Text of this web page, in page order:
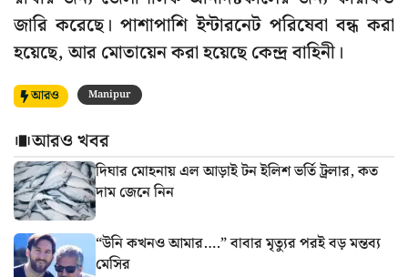
জারি করেছে। পাশাপাশি ইন্টারনেট পরিষেবা বন্ধ করা
হয়েছে, আর মোতায়েন করা হয়েছে কেন্দ্র বাহিনী।
আরও Manipur
আরও খবর
দিঘার মোহনায় এল আড়াই টন ইলিশ ভর্তি ট্রলার, কত
দাম জেনে নিন
“উনি কখনও আমার….” বাবার মৃত্যুর পরই বড় মন্তব্য
মেসির